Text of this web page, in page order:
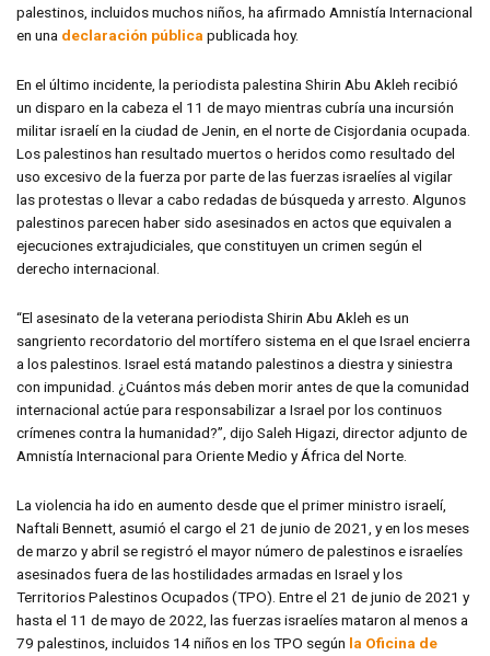
palestinos, incluidos muchos niños, ha afirmado Amnistía Internacional
en una declaración pública publicada hoy.
En el último incidente, la periodista palestina Shirin Abu Akleh recibió
un disparo en la cabeza el 11 de mayo mientras cubría una incursión
militar israelí en la ciudad de Jenin, en el norte de Cisjordania ocupada.
Los palestinos han resultado muertos o heridos como resultado del
uso excesivo de la fuerza por parte de las fuerzas israelíes al vigilar
las protestas o llevar a cabo redadas de búsqueda y arresto. Algunos
palestinos parecen haber sido asesinados en actos que equivalen a
ejecuciones extrajudiciales, que constituyen un crimen según el
derecho internacional.
“El asesinato de la veterana periodista Shirin Abu Akleh es un
sangriento recordatorio del mortífero sistema en el que Israel encierra
a los palestinos. Israel está matando palestinos a diestra y siniestra
con impunidad. ¿Cuántos más deben morir antes de que la comunidad
internacional actúe para responsabilizar a Israel por los continuos
crímenes contra la humanidad?”, dijo Saleh Higazi, director adjunto de
Amnistía Internacional para Oriente Medio y África del Norte.
La violencia ha ido en aumento desde que el primer ministro israelí,
Naftali Bennett, asumió el cargo el 21 de junio de 2021, y en los meses
de marzo y abril se registró el mayor número de palestinos e israelíes
asesinados fuera de las hostilidades armadas en Israel y los
Territorios Palestinos Ocupados (TPO). Entre el 21 de junio de 2021 y
hasta el 11 de mayo de 2022, las fuerzas israelíes mataron al menos a
79 palestinos, incluidos 14 niños en los TPO según la Oficina de